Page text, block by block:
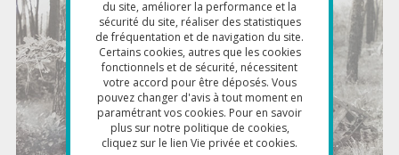
du site, améliorer la performance et la
sécurité du site, réaliser des statistiques
de fréquentation et de navigation du site.
Certains cookies, autres que les cookies
fonctionnels et de sécurité, nécessitent
votre accord pour être déposés. Vous
pouvez changer d'avis à tout moment en
paramétrant vos cookies. Pour en savoir
plus sur notre politique de cookies,
cliquez sur le lien Vie privée et cookies.